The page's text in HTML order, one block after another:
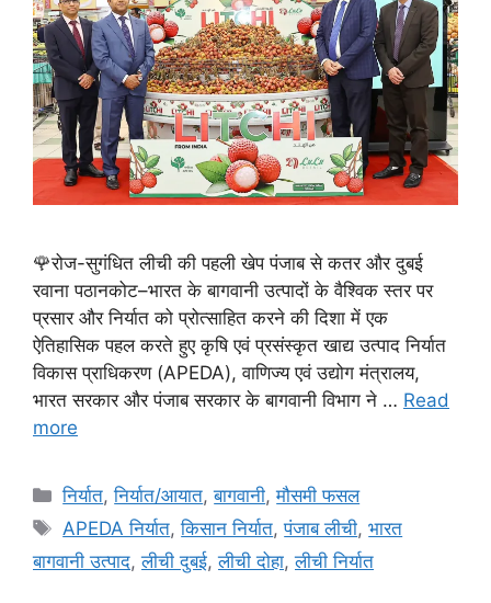
🌹रोज-सुगंधित लीची की पहली खेप पंजाब से कतर और दुबई
रवाना पठानकोट–भारत के बागवानी उत्पादों के वैश्विक स्तर पर
प्रसार और निर्यात को प्रोत्साहित करने की दिशा में एक
ऐतिहासिक पहल करते हुए कृषि एवं प्रसंस्कृत खाद्य उत्पाद निर्यात
विकास प्राधिकरण (APEDA), वाणिज्य एवं उद्योग मंत्रालय,
भारत सरकार और पंजाब सरकार के बागवानी विभाग ने … Read
more
निर्यात,निर्यात/आयात,बागवानी,मौसमी फसल
APEDA निर्यात,किसान निर्यात,पंजाब लीची,भारत
बागवानी उत्पाद,लीची दुबई,लीची दोहा,लीची निर्यात